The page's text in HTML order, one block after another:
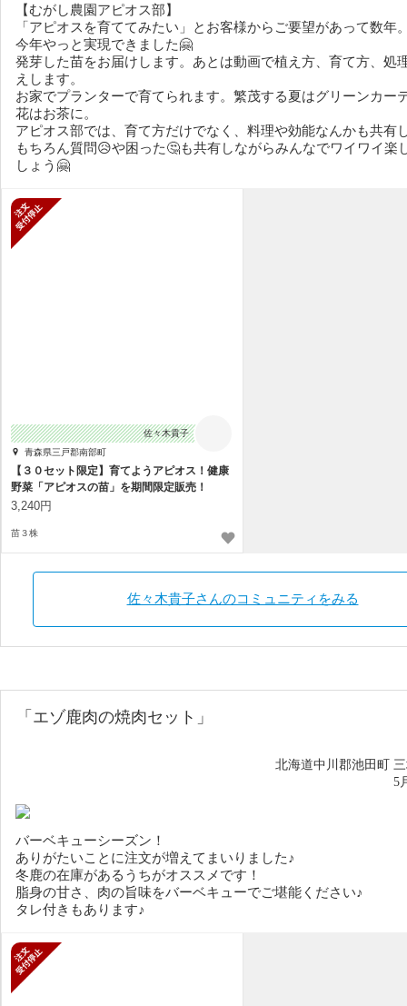
【むがし農園アピオス部】
「アピオスを育ててみたい」とお客様からご要望があって数年
今年やっと実現できました🤗
発芽した苗をお届けします。あとは動画で植え方、育て方、処
えします。
お家でプランターで育てられます。繁茂する夏はグリーンカー
花はお茶に。
アピオス部では、育て方だけでなく、料理や効能なんかも共有
もちろん質問😥や困った🤔も共有しながらみんなでワイワイ楽
しょう🤗
佐々木貴子
青森県三戸郡南部町
【３０セット限定】育てようアピオス！健康
野菜「アピオスの苗」を期間限定販売！
3,240円
苗３株
佐々木貴子さんのコミュニティをみる
「エゾ鹿肉の焼肉セット」
北海道中川郡池田町
5
バーベキューシーズン！
ありがたいことに注文が増えてまいりました♪
冬鹿の在庫があるうちがオススメです！
脂身の甘さ、肉の旨味をバーベキューでご堪能ください♪
タレ付きもあります♪